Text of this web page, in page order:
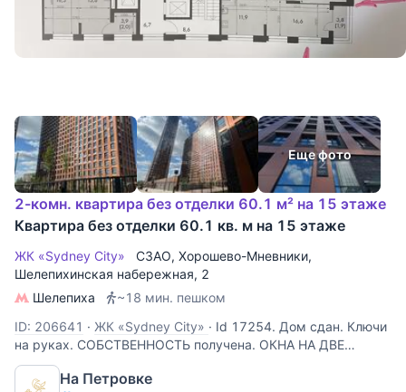
Еще фото
2-комн. квартира без отделки 60.1 м² на 15 этаже
Квартира без отделки 60.1 кв. м на 15 этаже
ЖК «Sydney City» СЗАО, Хорошево-Мневники,
Шелепихинская набережная, 2
Шелепиха
~18 мин. пешком
ID: 206641 · ЖК «Sydney City» · Id 17254. Дом сдан. Ключи
на руках. СОБСТВЕННОСТЬ получена. ОКНА НА ДВЕ
СТОРОНУ- НА РЕКУ. Продается 2-х комнатная квартира в
ЖК "Sydney City" бизнес-класса по адресу: г Москва,
На Петровке